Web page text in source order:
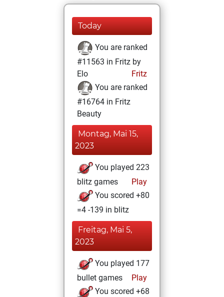
Today
You are ranked
#11563 in Fritz by
Elo
Fritz
You are ranked
#16764 in Fritz
Beauty
Montag, Mai 15,
2023
You played 223
blitz games
Play
You scored +80
=4 -139 in blitz
Freitag, Mai 5,
2023
You played 177
bullet games
Play
You scored +68